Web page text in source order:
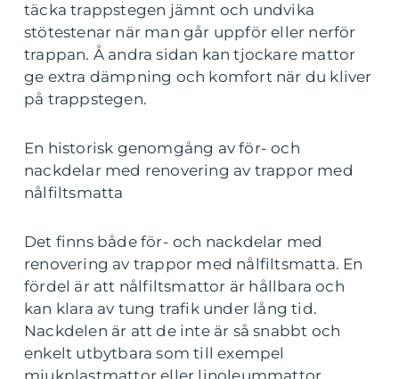
täcka trappstegen jämnt och undvika
stötestenar när man går uppför eller nerför
trappan. Å andra sidan kan tjockare mattor
ge extra dämpning och komfort när du kliver
på trappstegen.
En historisk genomgång av för- och
nackdelar med renovering av trappor med
nålfiltsmatta
Det finns både för- och nackdelar med
renovering av trappor med nålfiltsmatta. En
fördel är att nålfiltsmattor är hållbara och
kan klara av tung trafik under lång tid.
Nackdelen är att de inte är så snabbt och
enkelt utbytbara som till exempel